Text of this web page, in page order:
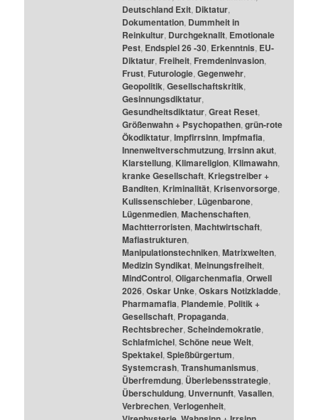
Deutschland Exit, Diktatur,
Dokumentation, Dummheit in
Reinkultur, Durchgeknallt, Emotionale
Pest, Endspiel 26 -30, Erkenntnis, EU-
Diktatur, Freiheit, Fremdeninvasion,
Frust, Futurologie, Gegenwehr,
Geopolitik, Gesellschaftskritik,
Gesinnungsdiktatur,
Gesundheitsdiktatur, Great Reset,
Größenwahn + Psychopathen, grün-rote
Ökodiktatur, Impfirrsinn, Impfmafia,
Innenweltverschmutzung, Irrsinn akut,
Klarstellung, Klimareligion, Klimawahn,
kranke Gesellschaft, Kriegstreiber +
Banditen, Kriminalität, Krisenvorsorge,
Kulissenschieber, Lügenbarone,
Lügenmedien, Machenschaften,
Machtterroristen, Machtwirtschaft,
Mafiastrukturen,
Manipulationstechniken, Matrixwelten,
Medizin Syndikat, Meinungsfreiheit,
MindControl, Oligarchenmafia, Orwell
2026, Oskar Unke, Oskars Notizkladde,
Pharmamafia, Plandemie, Politik +
Gesellschaft, Propaganda,
Rechtsbrecher, Scheindemokratie,
Schlafmichel, Schöne neue Welt,
Spektakel, Spießbürgertum,
Systemcrash, Transhumanismus,
Überfremdung, Überlebensstrategie,
Überschuldung, Unvernunft, Vasallen,
Verbrechen, Verlogenheit,